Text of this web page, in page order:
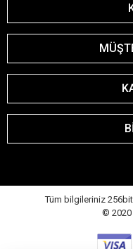
Tüm bilgileriniz
© 2020